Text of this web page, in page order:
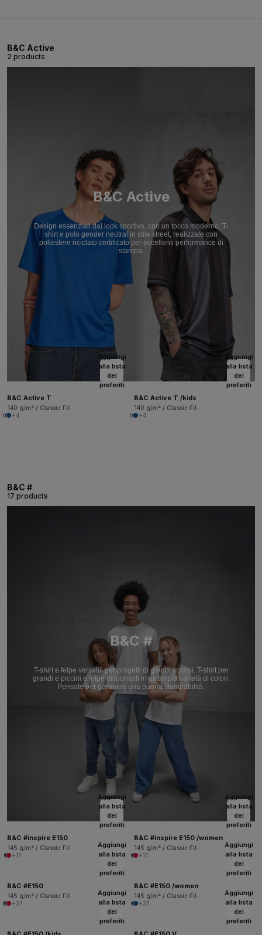
B&C Active
2 products
B&C Active
Design essenziali dal look sportivo, con un tocco moderno. T-
shirt e polo gender neutral in stile street, realizzate con
poliestere riciclato certificato per eccellenti performance di
stampa.
Aggiungi
alla lista
dei
preferiti
B&C Active T
140 g/m² / Classic Fit
+4
Aggiungi
alla lista
dei
preferiti
B&C Active T /kids
140 g/m² / Classic Fit
+4
B&C #
17 products
B&C #
T-shirt e felpe versatili per progetti di grandi volumi. T-shirt per
grandi e piccini e felpe disponibili in un'ampia varietà di colori.
Pensate per garantire una buona stampabilità.
Aggiungi
alla lista
dei
preferiti
B&C #inspire E150
145 g/m² / Classic Fit
+17
Aggiungi
alla lista
dei
preferiti
B&C #inspire E150 /women
145 g/m² / Classic Fit
+17
Aggiungi
alla lista
dei
preferiti
B&C #E150
145 g/m² / Classic Fit
+37
Aggiungi
alla lista
dei
preferiti
B&C #E150 /women
145 g/m² / Classic Fit
+37
Aggiungi
alla lista
dei
preferiti
Aggiungi
alla lista
dei
preferiti